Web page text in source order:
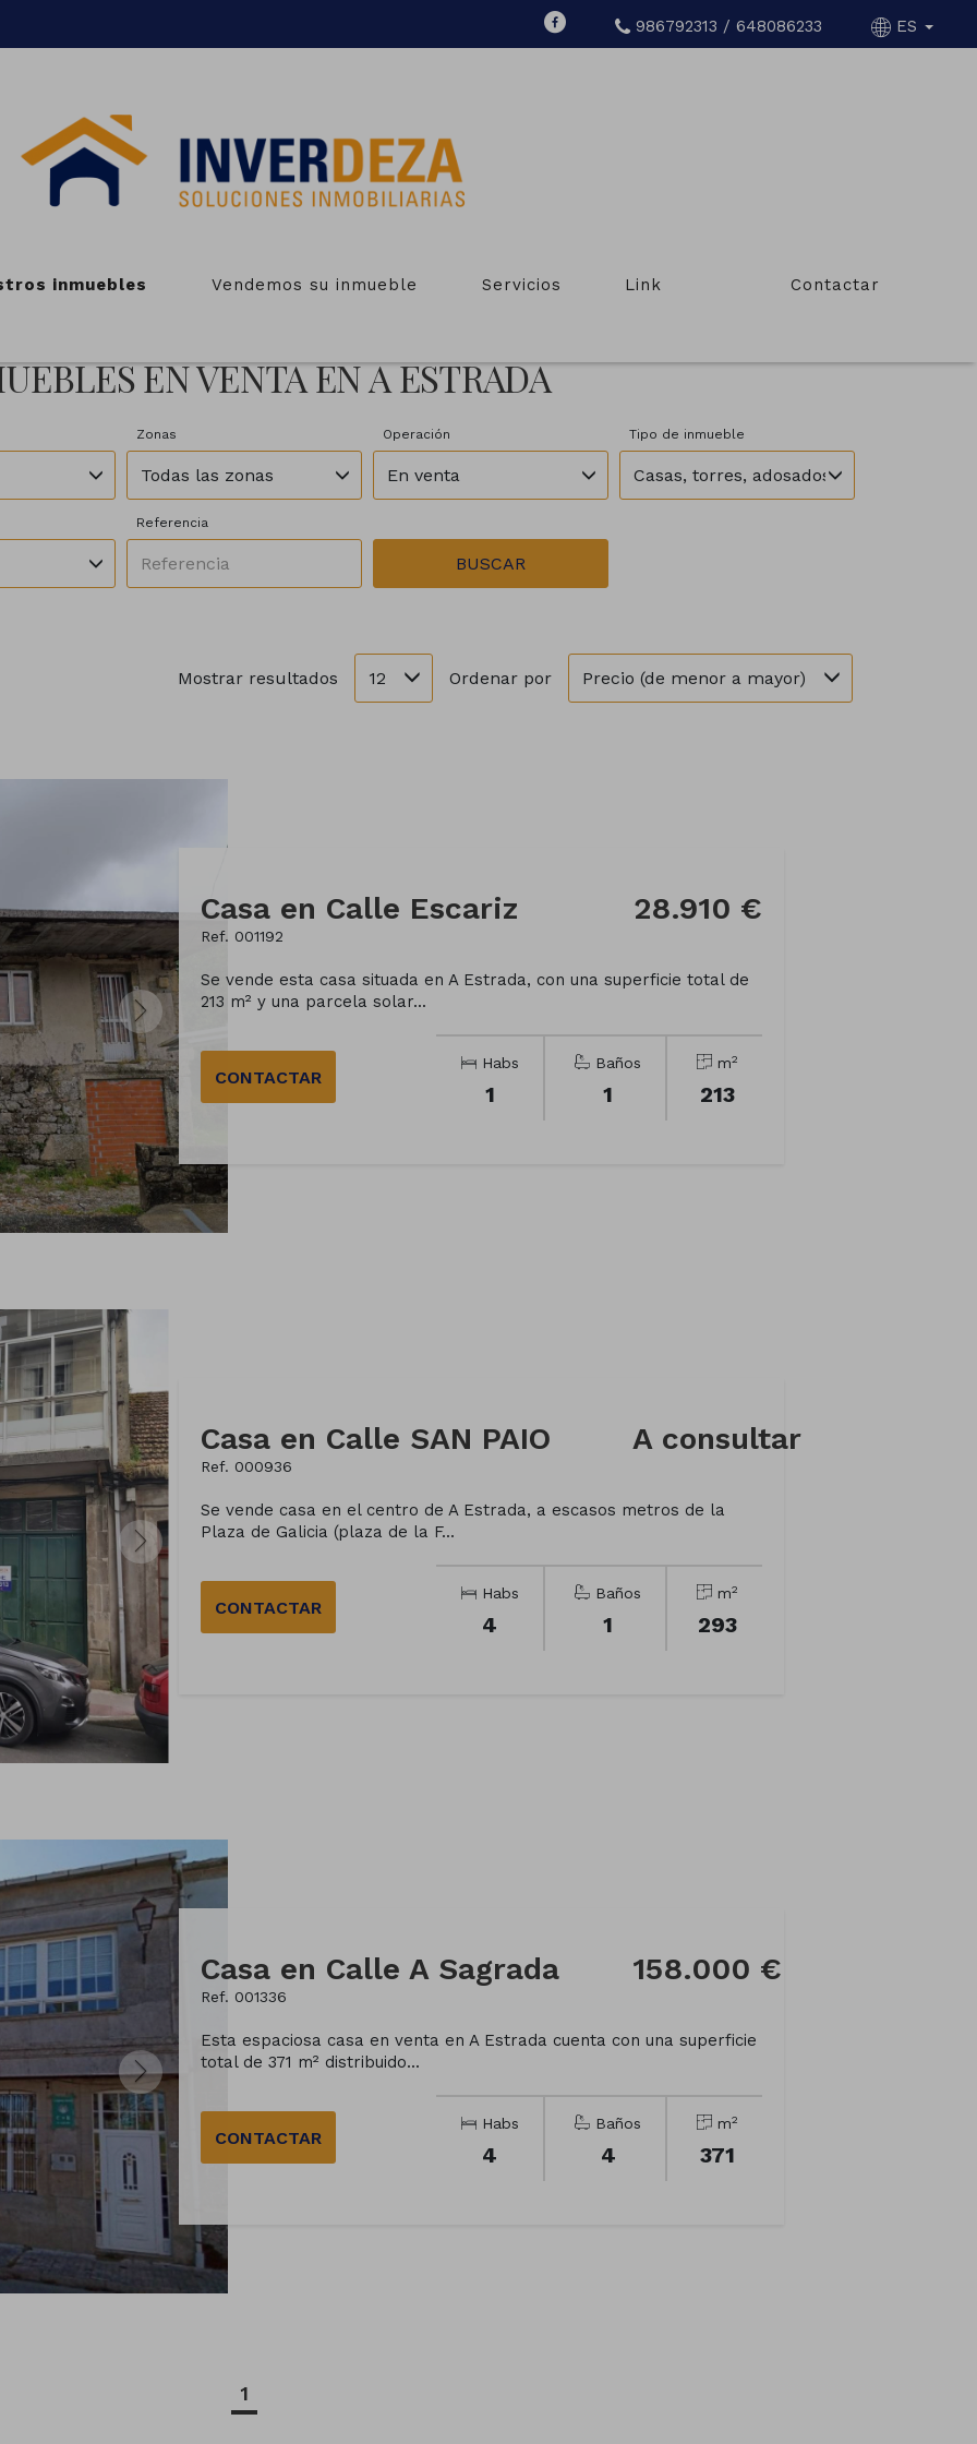
986792313 / 648086233 ES
inmuebles Vendemos su inmueble Servicios Link Contactar
EN VENTA EN A ESTRADA
Zonas
Todas las zonas
Operación
En venta
Tipo de inmueble
Casas, torres, adosados, chalets
Referencia
BUSCAR
Mostrar resultados 12 Ordenar por Precio (de menor a mayor)
Casa en Calle Escariz
Ref. 001192
28.910 €
Se vende esta casa situada en A Estrada, con una superficie total de
213 m² y una parcela solar...
CONTACTAR
Habs
1
Baños
1
m2
213
Casa en Calle SAN PAIO
Ref. 000936
A consultar
Se vende casa en el centro de A Estrada, a escasos metros de la
Plaza de Galicia (plaza de la F...
CONTACTAR
Habs
4
Baños
1
m2
293
Casa en Calle A Sagrada
Ref. 001336
158.000 €
Esta espaciosa casa en venta en A Estrada cuenta con una superficie
total de 371 m² distribuido...
CONTACTAR
Habs
4
Baños
4
m2
371
1